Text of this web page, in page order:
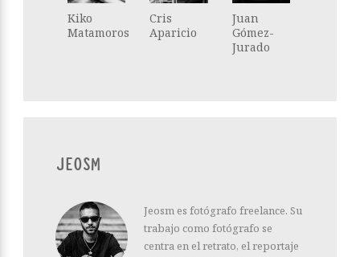
Kiko
Matamoros
Cris
Aparicio
Juan
Gómez-
Jurado
JEOSM
Jeosm es fotógrafo freelance. Su
trabajo como fotógrafo se
centra en el retrato, el reportaje